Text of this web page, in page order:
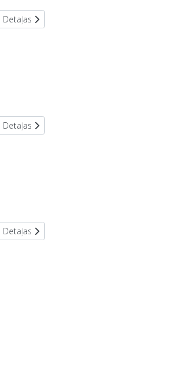
Detaļas
Detaļas
Detaļas